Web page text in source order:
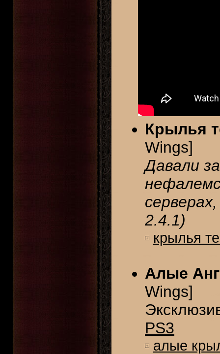
Крылья
Wings]
Давали
2.4.1)
крылья
Алые
Wings]
PS3
алые